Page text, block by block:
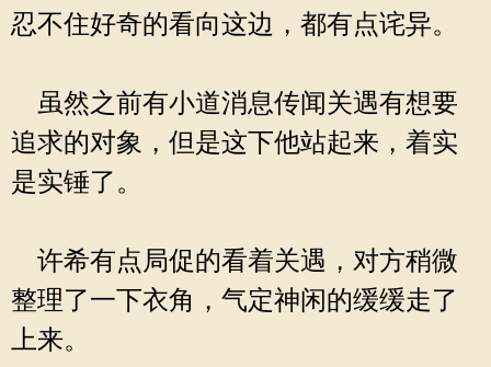
忍不住好奇的看向这边，都有点诧异。
虽然之前有小道消息传闻关遇有想要
追求的对象，但是这下他站起来，着实
是实锤了。
许希有点局促的看着关遇，对方稍微
整理了一下衣角，气定神闲的缓缓走了
上来。